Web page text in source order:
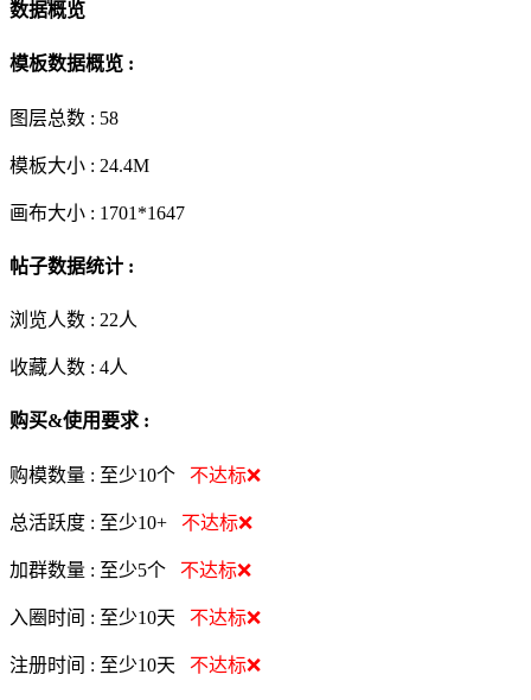
数据概览
模板数据概览 :
图层总数 : 58
模板大小 : 24.4M
画布大小 : 1701*1647
帖子数据统计 :
浏览人数 : 22人
收藏人数 : 4人
购买&使用要求 :
购模数量 : 至少10个 不达标❌
总活跃度 : 至少10+ 不达标❌
加群数量 : 至少5个 不达标❌
入圈时间 : 至少10天 不达标❌
注册时间 : 至少10天 不达标❌